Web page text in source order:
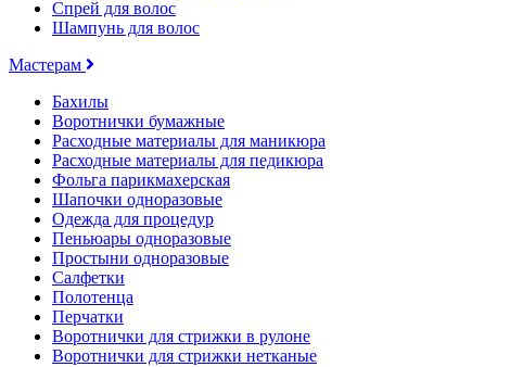
Спрей для волос
Шампунь для волос
Мастерам
Бахилы
Воротнички бумажные
Расходные материалы для маникюра
Расходные материалы для педикюра
Фольга парикмахерская
Шапочки одноразовые
Одежда для процедур
Пеньюары одноразовые
Простыни одноразовые
Салфетки
Полотенца
Перчатки
Воротнички для стрижки в рулоне
Воротнички для стрижки нетканые